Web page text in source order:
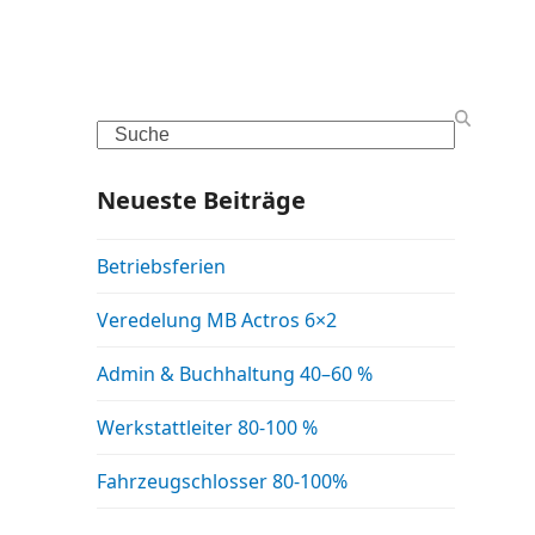
Search
Neueste Beiträge
Betriebsferien
Veredelung MB Actros 6×2
Admin & Buchhaltung 40–60 %
Werkstattleiter 80-100 %
Fahrzeugschlosser 80-100%